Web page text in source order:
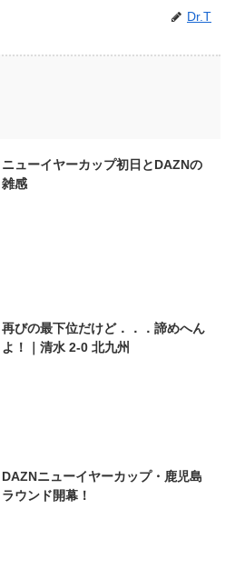
Dr.T
ニューイヤーカップ初日とDAZNの
雑感
再びの最下位だけど．．．諦めへん
よ！｜清水 2-0 北九州
DAZNニューイヤーカップ・鹿児島
ラウンド開幕！